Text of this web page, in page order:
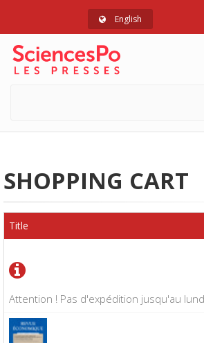
English
SHOPPING CART
Attention ! Pas d'expédition jusqu'au
Title